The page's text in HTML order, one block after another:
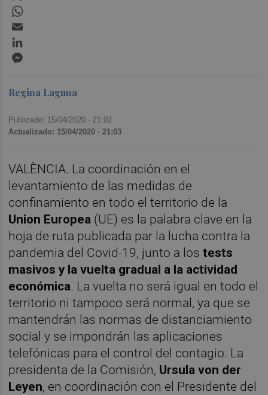
Regina Laguna
Publicado: 15/04/2020 · 21:02
Actualizado: 15/04/2020 · 21:03
VALÈNCIA. La coordinación en el
levantamiento de las medidas de
confinamiento en todo el territorio de la
Union Europea (UE) es la palabra clave en la
hoja de ruta publicada par la lucha contra la
pandemia del Covid-19, junto a los tests
masivos y la vuelta gradual a la actividad
económica. La vuelta no será igual en todo el
territorio ni tampoco será normal, ya que se
mantendrán las normas de distanciamiento
social y se impondrán las aplicaciones
telefónicas para el control del contagio. La
presidenta de la Comisión, Ursula von der
Leyen, en coordinación con el Presidente del